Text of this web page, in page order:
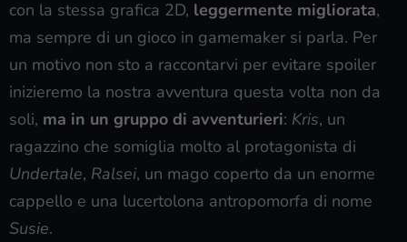
con la stessa grafica 2D, leggermente migliorata,
ma sempre di un gioco in gamemaker si parla. Per
un motivo non sto a raccontarvi per evitare spoiler
inizieremo la nostra avventura questa volta non da
soli, ma in un gruppo di avventurieri: Kris, un
ragazzino che somiglia molto al protagonista di
Undertale, Ralsei, un mago coperto da un enorme
cappello e una lucertolona antropomorfa di nome
Susie.